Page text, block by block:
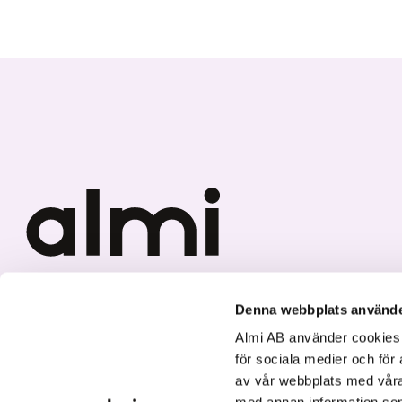
Denna webbplats
Almi AB använder
för sociala medier och för
av vår webbplats med